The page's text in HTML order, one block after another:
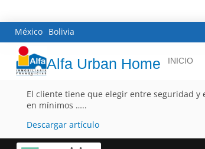
México Bolivia
Alfa Urban Home INICIO
El cliente tiene que elegir entre seguridad
en mínimos …..
Descargar artículo